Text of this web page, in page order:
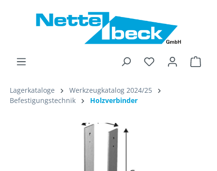
Lagerkataloge
Werkzeugkatalog 2024/25
Befestigungstechnik
Holzverbinder